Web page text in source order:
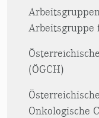
Arbeitsgruppe
(ÖGCH)
Onkologische